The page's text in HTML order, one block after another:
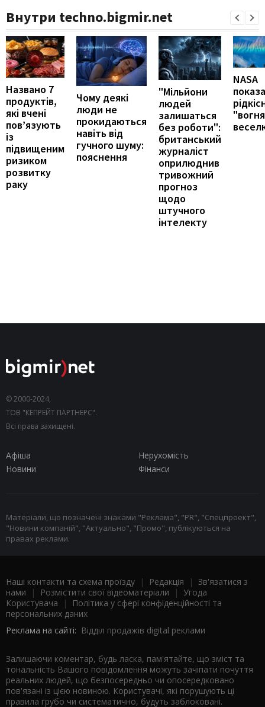
Внутри techno.bigmir.net
Названо 7
продуктів,
які вчені
пов’язують
із
підвищеним
ризиком
розвитку
раку
Чому деякі
люди не
прокидаються
навіть від
гучного шуму:
пояснення
"Мільйони
людей
залишаться
без роботи":
британський
журналіст
оприлюднив
тривожний
прогноз
щодо
штучного
інтелекту
NASA
© 2000-2024,
ТОВ "КЕПРЕЙТ ПАРТНЕРС".
Всі права захищені.
Афіша
Нерухомість
Новини
Фінанси
Матеріали, що позначені знаками "Реклама", "PR", "Спецпроект",
"Новини компаній", "Актуально", "Промо", публікуються на
правах реклами.
Наші контакти та схема проїзду | Редакція | Зв'язатися з
нами | Розмістити свої відеоматеріали | Угода
Користувача |
Політика у сфері конфіденційності та
персональних даних
Реклама на сайті: Відділ продажів digital реклами
Залишаючи коментар, будь ласка, пам'ятайте, що зміст та
тональність Вашого повідомлення можуть зачіпати почуття
реальних людей, що безпосередньо чи опосередковано
пов'язані із цією новиною. Користувачі, які порушують ці
правила грубо чи систематично, будуть заблоковані.